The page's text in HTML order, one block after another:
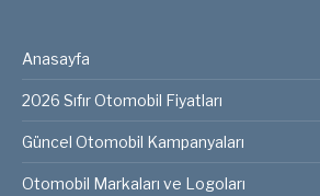
Anasayfa
2026 Sıfır Otomobil Fiyatları
Güncel Otomobil Kampanyaları
Otomobil Markaları ve Logoları